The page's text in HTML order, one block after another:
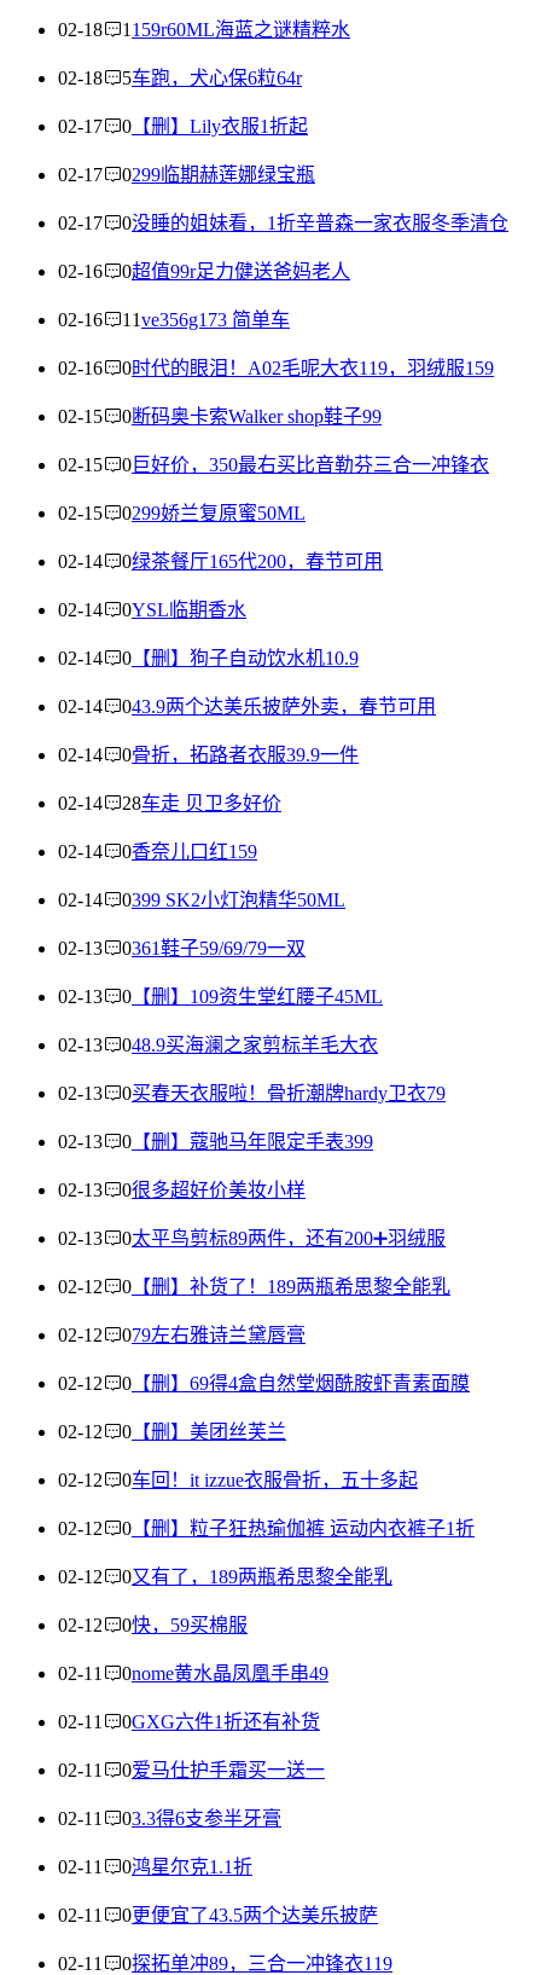
02-18 1 159r60ML海蓝之谜精粹水
02-18 5车跑，犬心保6粒64r
02-17 0 【删】Lily衣服1折起
02-17 0299临期赫莲娜绿宝瓶
02-17 0没睡的姐妹看，1折辛普森一家衣服冬季清仓
02-16 0超值99r足力健送爸妈老人
02-16 11ve356g173 简单车
02-16 0时代的眼泪！A02毛呢大衣119，羽绒服159
02-15 0断码奥卡索Walker shop鞋子99
02-15 0巨好价，350最右买比音勒芬三合一冲锋衣
02-15 0299娇兰复原蜜50ML
02-14 0绿茶餐厅165代200，春节可用
02-14 0YSL临期香水
02-14 0 【删】狗子自动饮水机10.9
02-14 043.9两个达美乐披萨外卖，春节可用
02-14 0骨折，拓路者衣服39.9一件
02-14 28车走 贝卫多好价
02-14 0香奈儿口红159
02-14 0399 SK2小灯泡精华50ML
02-13 0361鞋子59/69/79一双
02-13 0 【删】109资生堂红腰子45ML
02-13 048.9买海澜之家剪标羊毛大衣
02-13 0买春天衣服啦！骨折潮牌hardy卫衣79
02-13 0 【删】蔻驰马年限定手表399
02-13 0很多超好价美妆小样
02-13 0太平鸟剪标89两件，还有200➕羽绒服
02-12 0 【删】补货了！189两瓶希思黎全能乳
02-12 079左右雅诗兰黛唇膏
02-12 0 【删】69得4盒自然堂烟酰胺虾青素面膜
02-12 0 【删】美团丝芙兰
02-12 0车回！it izzue衣服骨折，五十多起
02-12 0 【删】粒子狂热瑜伽裤 运动内衣裤子1折
02-12 0又有了，189两瓶希思黎全能乳
02-12 0快，59买棉服
02-11 0nome黄水晶凤凰手串49
02-11 0GXG六件1折还有补货
02-11 0爱马仕护手霜买一送一
02-11 03.3得6支参半牙膏
02-11 0鸿星尔克1.1折
02-11 0更便宜了43.5两个达美乐披萨
02-11 0探拓单冲89，三合一冲锋衣119